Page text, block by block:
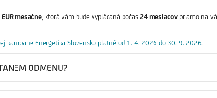
mesačne , ktorá vám bude vyplácaná počas 24 mesiacov priamo na
kampane Energetika Slovensko platné od 1. 4. 2026 do 30. 9. 2026.
ODMENU?